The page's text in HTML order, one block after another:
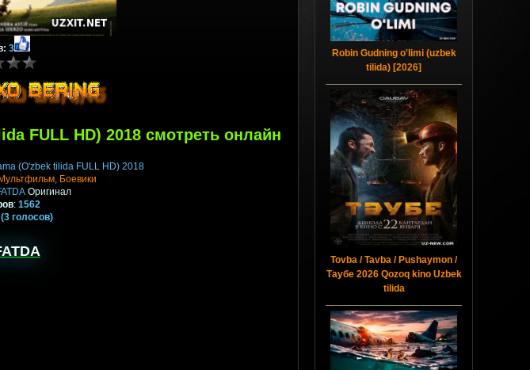
Robin Gudning o'limi (uzbek
tilida) [2026]
Tovba / Tavba / Pushaymon /
Таубе 2026 Qozoq kino Uzbek
tilida
3
FULL HD) 2018 смотреть онлайн
(O'zbek tilida FULL HD) 2018
Мультфильм, Боевики
Оригинал
: 1562
(3голосов)